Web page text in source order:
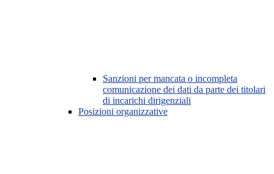
Sanzioni per mancata o incompleta
comunicazione dei dati da parte dei titolari
di incarichi dirigenziali
Posizioni organizzative